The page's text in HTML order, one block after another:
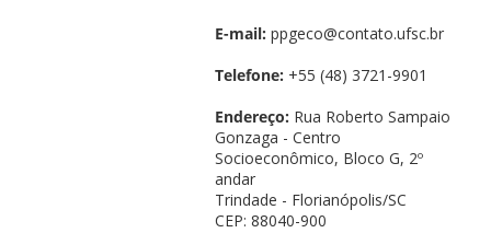
E-mail: ppgeco@contato.ufsc.br
Telefone: +55 (48) 3721-9901
Endereço: Rua Roberto Sampaio
Gonzaga - Centro
Socioeconômico, Bloco G, 2º
andar
Trindade - Florianópolis/SC
CEP: 88040-900